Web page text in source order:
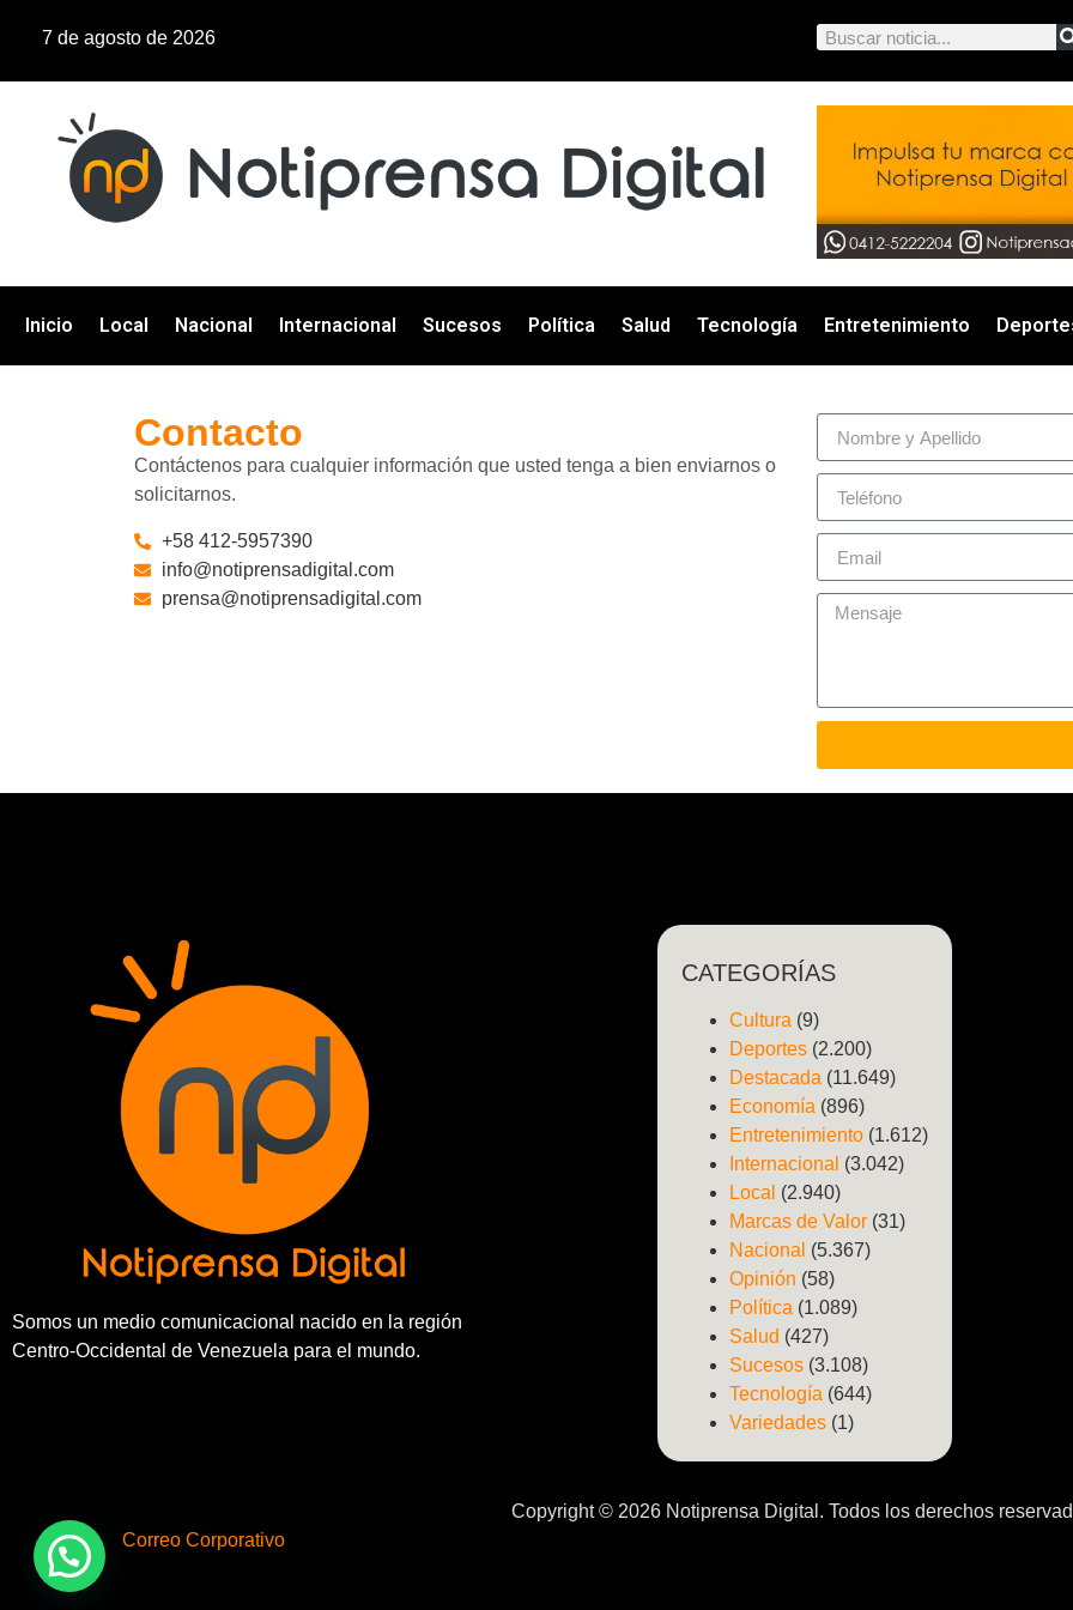
7 de agosto de 2026
Inicio Local Nacional Internacional Sucesos Política Salud Tecnología Entretenimiento
Contacto
Contáctenos para cualquier información que usted tenga a bien enviarnos o
solicitarnos.
+58 412-5957390
info@notiprensadigital.com
prensa@notiprensadigital.com
Somos un medio comunicacional nacido en la región
Centro-Occidental de Venezuela para el mundo.
CATEGORÍAS
Cultura (9)
Deportes(2.200)
Destacada (11.649)
Economía (896)
Entretenimiento(1.612)
Internacional (3.042)
Local (2.940)
Marcas de Valor(31)
Nacional (5.367)
Opinión (58)
Política (1.089)
Salud (427)
Sucesos(3.108)
Tecnología (644)
Variedades(1)
Copyright © 2026 Notiprensa Digital. Todos los derechos
Correo Corporativo